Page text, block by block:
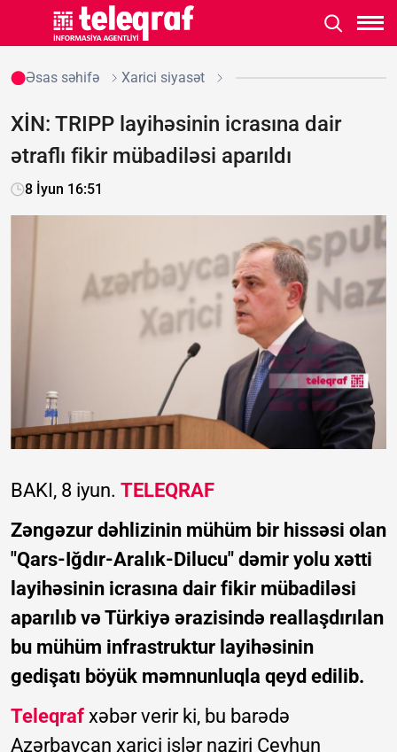
Əsas səhifə Xarici siyasət
XİN: TRIPP layihəsinin icrasına dair
ətraflı fikir mübadiləsi aparıldı
8 İyun 16:51
BAKI, 8 iyun. TELEQRAF
Zəngəzur dəhlizinin mühüm bir hissəsi olan
"Qars-Iğdır-Aralık-Dilucu" dəmir yolu xətti
layihəsinin icrasına dair fikir mübadiləsi
aparılıb və Türkiyə ərazisində reallaşdırılan
bu mühüm infrastruktur layihəsinin
gedişatı böyük məmnunluqla qeyd edilib.
Teleqraf xəbər verir ki, bu barədə
Azərbaycan xarici işlər naziri Ceyhun